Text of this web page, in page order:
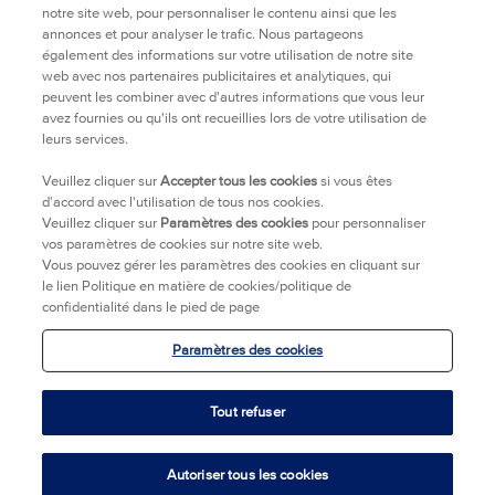
TRANSPARENCE
POLITIQUE DE CONFIDENTIALITÉ
OÙ ACHETER
NOUS CONTACTER
MENTIONS LEGALES
INFORMATIONS COMMERCIALES
notre site web, pour personnaliser le contenu ainsi que les
annonces et pour analyser le trafic. Nous partageons
également des informations sur votre utilisation de notre site
web avec nos partenaires publicitaires et analytiques, qui
peuvent les combiner avec d'autres informations que vous leur
avez fournies ou qu'ils ont recueillies lors de votre utilisation de
leurs services.
Veuillez cliquer surAccepter tous les cookies si vous êtes
d'accord avec l'utilisation de tous nos cookies.
Veuillez cliquer sur Paramètres des cookies pour personnaliser
vos paramètres de cookies sur notre site web.
Vous pouvez gérer les paramètres des cookies en cliquant sur
le lien Politique en matière de cookies/politique de
confidentialité dans le pied de page
Paramètres des cookies
Tout refuser
Autoriser tous les cookies